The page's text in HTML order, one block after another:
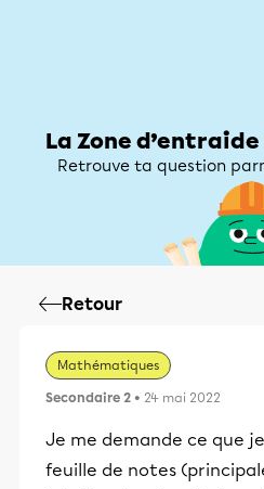
La Zone
Retrouve ta question
Retour
Mathématiques
Secondaire 2 • 24 mai 2022
Je me demande ce que
feuille de notes